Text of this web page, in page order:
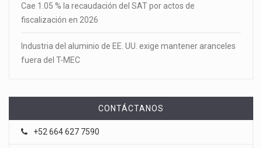
Cae 1.05 % la recaudación del SAT por actos de
fiscalización en 2026
Industria del aluminio de EE. UU. exige mantener aranceles
fuera del T-MEC
CONTÁCTANOS
+52 664 627 7590